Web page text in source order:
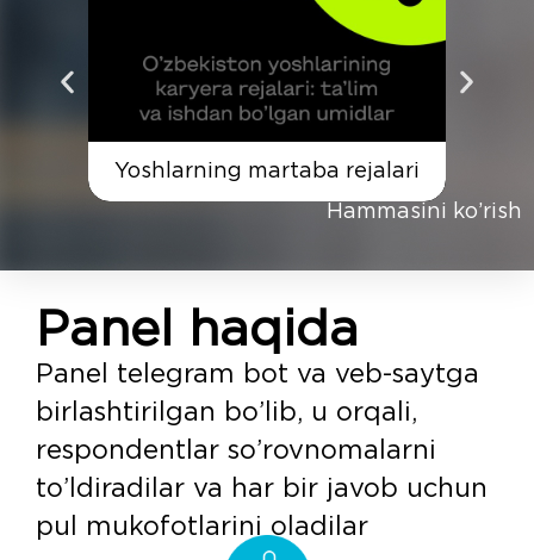
Yoshlarning martaba rejalari
Hammasini ko’rish
Panel haqida
Panel telegram bot va veb-saytga
birlashtirilgan bo’lib, u orqali,
respondentlar so’rovnomalarni
to’ldiradilar va har bir javob uchun
pul mukofotlarini oladilar